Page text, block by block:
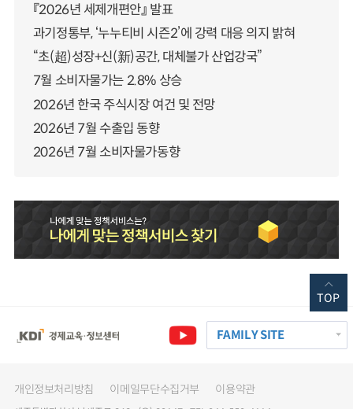
『2026년 세제개편안』 발표
과기정통부, ‘누누티비 시즌2’에 강력 대응 의지 밝혀
“초(超)성장+신(新)공간, 대체불가 산업강국”
7월 소비자물가는 2.8% 상승
2026년 한국 주식시장 여건 및 전망
2026년 7월 수출입 동향
2026년 7월 소비자물가동향
FAMILY SITE
개인정보처리방침 이메일무단수집거부 이용약관
TOP